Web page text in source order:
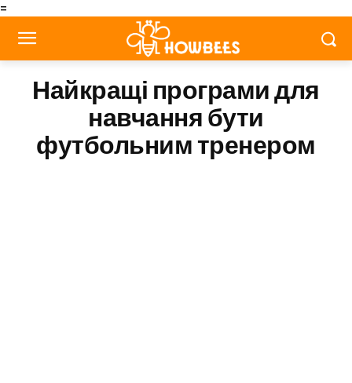
=
Найкращі програми для
навчання бути
футбольним тренером